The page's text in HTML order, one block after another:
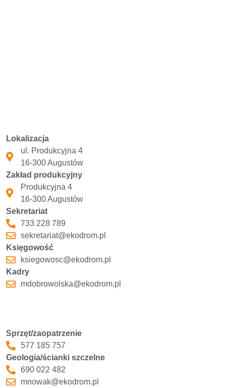
Lokalizacja
ul. Produkcyjna 4
16-300 Augustów
Zakład produkcyjny
Produkcyjna 4
16-300 Augustów
Sekretariat
733 228 789
sekretariat@ekodrom.pl
Księgowość
ksiegowosc@ekodrom.pl
Kadry
mdobrowolska@ekodrom.pl
Sprzęt/zaopatrzenie
577 185 757
Geologia/ścianki szczelne
690 022 482
mnowak@ekodrom.pl